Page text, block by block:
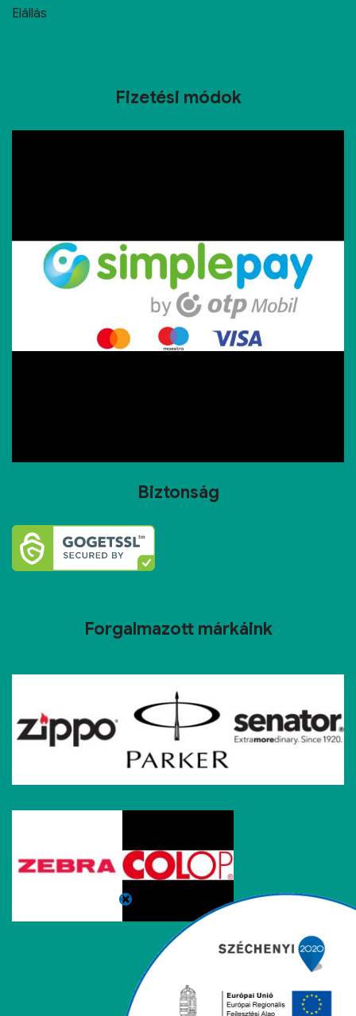
Elállás
Fizetési módok
Biztonság
Forgalmazott márkáink